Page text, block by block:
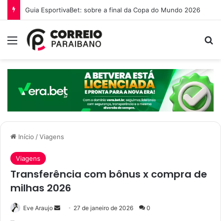
O que é a Ebinex e por que traders brasileiros estão migrando para ela em 2026
Menu
Início /Viagens
Viagens
Transferência com bônus x compra de
milhas 2026
Eve Araujo
Mande27 de janeiro de 2026 0